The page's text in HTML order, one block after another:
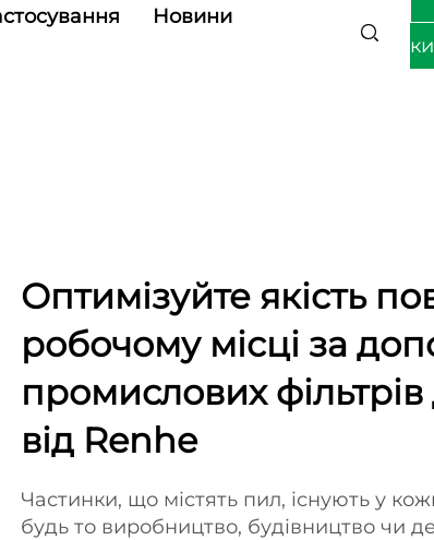
Новини
Оптимізуйте якість
робочому місці за
промислових
від Renhe
Частинки, що містять пил, існують у
будь то виробництво, будівництво чи